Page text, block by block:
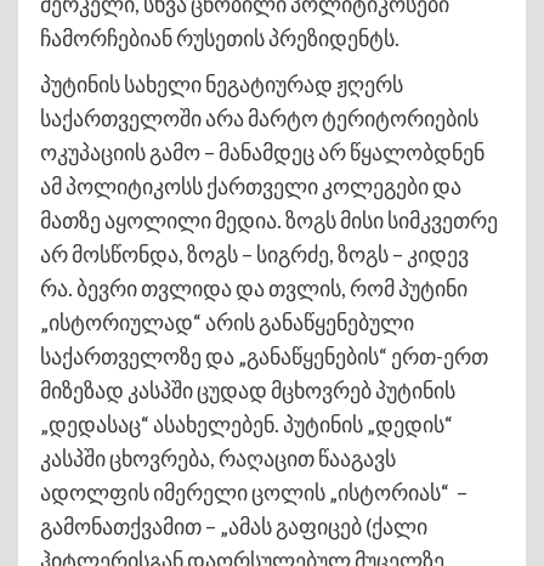
ჩამორჩებიან რუსეთის პრეზიდენტს.
პუტინის სახელი ნეგატიურად ჟღერს
საქართველოში არა მარტო ტერიტორიების
ოკუპაციის გამო – მანამდეც არ წყალობდნენ
ამ პოლიტიკოსს ქართველი კოლეგები და
მათზე აყოლილი მედია. ზოგს მისი სიმკვეთრე
არ მოსწონდა, ზოგს – სიგრძე, ზოგს – კიდევ
რა. ბევრი თვლიდა და თვლის, რომ პუტინი
„ისტორიულად“ არის განაწყენებული
საქართველოზე და „განაწყენების“ ერთ-ერთ
მიზეზად კასპში ცუდად მცხოვრებ პუტინის
„დედასაც“ ასახელებენ. პუტინის „დედის“
კასპში ცხოვრება, რაღაცით წააგავს
ადოლფის იმერელი ცოლის „ისტორიას“ –
გამონათქვამით – „ამას გაფიცებ (ქალი
ჰიტლერისგან დაორსულებულ მუცელზე